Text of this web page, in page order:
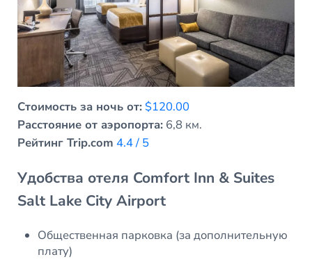
Стоимость за ночь от: $120.00
Расстояние от аэропорта:6,8 км.
Рейтинг Trip.com 4.4 / 5
Удобства отеля Comfort Inn & Suites
Salt Lake City Airport
Общественная парковка (за дополнительную
плату)